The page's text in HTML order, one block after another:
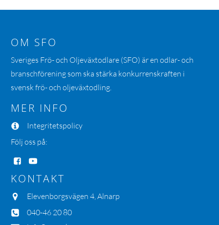
OM SFO
Sveriges Frö- och Oljeväxtodlare (SFO) är en odlar- och
branschförening som ska stärka konkurrenskraften i
svensk frö- och oljeväxtodling.
MER INFO
Integritetspolicy
Följ oss på:
KONTAKT
Elevenborgsvägen 4, Alnarp
040-46 20 80